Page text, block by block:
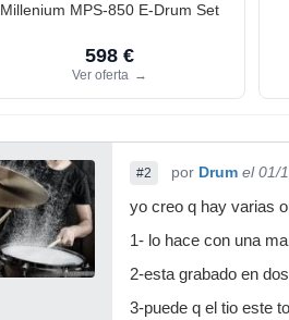
Millenium MPS-850 E-Drum Set
598 €
Ver oferta →
#2 por Drum el 01/
yo creo q hay varias
1- lo hace con una
2-esta grabado en
3-puede q el tio este